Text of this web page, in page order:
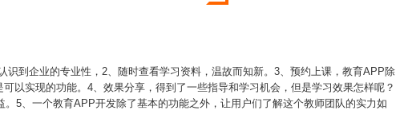
到企业的专业性，2、随时查看学习资料，温故而知新。3、预约上课，教育APP除
以实现的功能。4、效果分享，得到了一些指导和学习机会，但是学习效果怎样呢？
5、一个教育APP开发除了基本的功能之外，让用户们了解这个教师团队的实力如